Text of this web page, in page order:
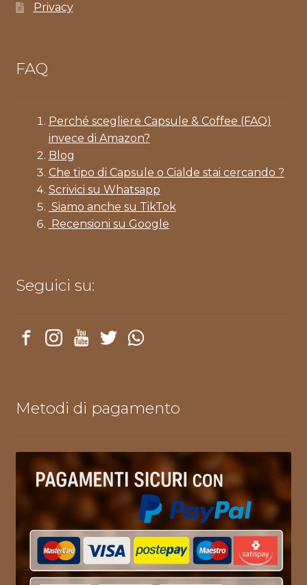
Privacy
FAQ
Perché scegliere Capsule & Coffee (FAQ)
invece di Amazon?
Blog
Che tipo di Capsule o Cialde stai cercando ?
Scrivici su Whatsapp
Siamo anche su TikTok
Recensioni su Google
Seguici su:
Metodi di pagamento